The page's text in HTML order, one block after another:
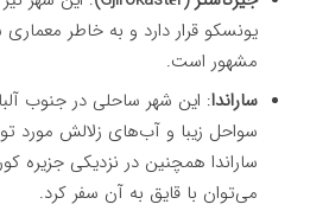
یونسکو قرار دارد و به خاطر
مشهور است.
ساراندا: این شهر ساحلی در جنوب
سواحل زیبا و آب‌های زلالش مورد
ساراندا همچنین در نزدیکی جزیره
می‌توان با قایق به آن سفر کرد.